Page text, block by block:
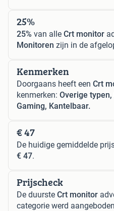
25%
25% van alle Crt monitor
Monitoren zijn in de
Kenmerken
Doorgaans heeft een Crt
kenmerken: Overige
Gaming, Kantelbaar.
€ 47
De huidige gemiddelde
€ 47.
Prijscheck
De duurste Crt monitor
categorie werd